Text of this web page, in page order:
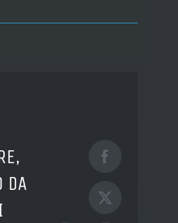
DA
Facebook
X